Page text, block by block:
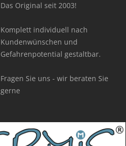
Das Original seit 2003!
Komplett individuell nach
Kundenwünschen und
Gefahrenpotential gestaltbar.
Fragen Sie uns - wir beraten Sie
gerne